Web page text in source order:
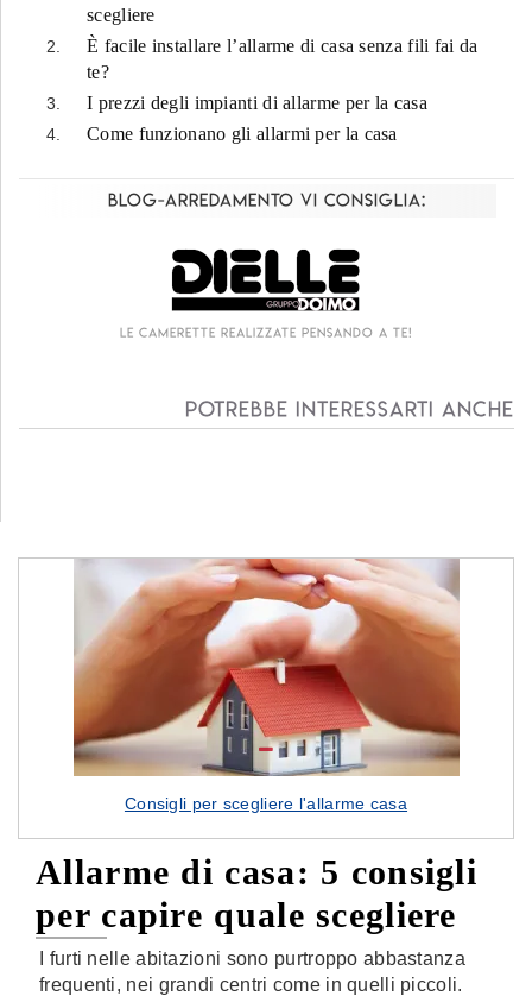
Consigli per scegliere l'allarme casa
Allarme di casa: 5 consigli
per capire quale scegliere
I furti nelle abitazioni sono purtroppo abbastanza
frequenti, nei grandi centri come in quelli piccoli.
scegliere
È facile installare l’allarme di casa senza fili fai da
te?
I prezzi degli impianti di allarme per la casa
Come funzionano gli allarmi per la casa
Blog-Arredamento vi consiglia:
Potrebbe interessarti anche